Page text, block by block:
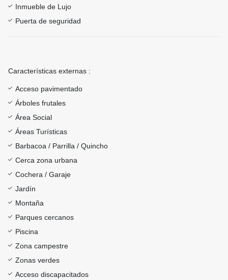
Inmueble de Lujo
Puerta de seguridad
Características externas :
Acceso pavimentado
Árboles frutales
Área Social
Áreas Turísticas
Barbacoa / Parrilla / Quincho
Cerca zona urbana
Cochera / Garaje
Jardín
Montaña
Parques cercanos
Piscina
Zona campestre
Zonas verdes
Acceso discapacitados